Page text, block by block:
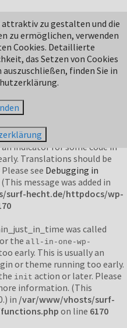
was called
the jetpackdomain was
indicator for some code in
Translations should be
seeDebugging in
message was added in
surf-hecht.de/httpdocs/wp-
theduplicator
indicator for some code in
Translations should be
see Debugging in
message was added in
surf-hecht.de/httpdocs/wp-
was called
the all-in-one-wp-
early. This is usually an
or theme running too early.
init action or later. Please
information. (This
in /var/www/vhosts/surf-
on line 6170
attraktiv zu gestalten und die
zu ermöglichen, verwenden
Cookies. Detaillierte
das Setzen von Cookies
finden Sie in